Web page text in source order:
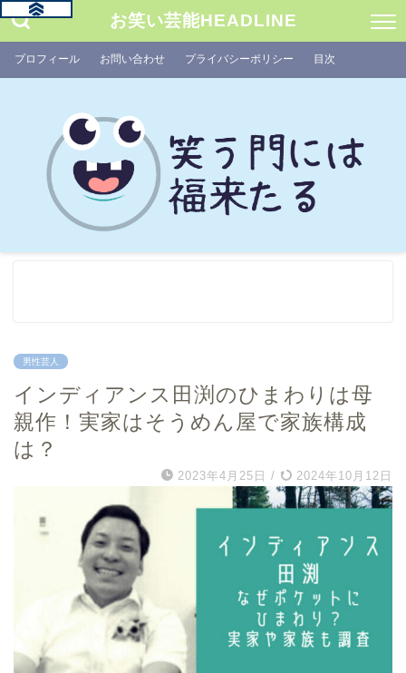
お笑い芸能HEADLINE
プロフィール お問い合わせ プライバシーポリシー 目次
男性芸人
インディアンス田渕のひまわりは母
親作！実家はそうめん屋で家族構成
は？
2023年4月25日 / 2024年10月12日